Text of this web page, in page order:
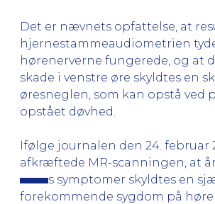
Det er nævnets opfattelse, at
hjernestammeaudiometrien
hørenerverne fungerede, og at
skade i venstre øre skyldtes en
øresneglen, som kan opstå ved
opstået døvhed.
Ifølge journalen den 24. februar
afkræftede MR-scanningen, at
s symptomer skyldtes en
forekommende sygdom på